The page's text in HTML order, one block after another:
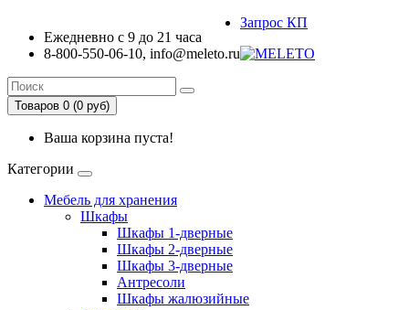
Ежедневно с 9 до 21 часа
8-800-550-06-10, info@meleto.ru
Запрос КП
Товаров 0 (0 pуб)
Ваша корзина пуста!
Категории
Мебель для хранения
Шкафы
Шкафы 1-дверные
Шкафы 2-дверные
Шкафы 3-дверные
Антресоли
Шкафы жалюзийные